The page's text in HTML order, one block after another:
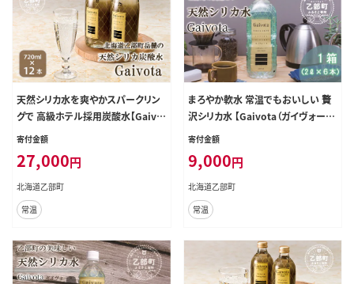
天然シリカ水を爽やかスパークリン
グで 高級ホテル採用炭酸水【Gaivo
ta（ガイヴォータ）炭酸水 ：瓶1箱(72
グレード食品 天然シリカ 炭酸水 北
海道 乙部町 ミネラルウォーター 水
炭酸水 天然シリカ水 スパークリング
軟水 美容 ケイ素 無添加 美のミネラ
ル ケイ素 プレゼント 贈答 ＞
寄付金額
27,000円
北海道乙部町
常温
まろやか軟水 常温でもおいしい 贅
沢シリカ水 【Gaivota（ガイヴォー
タ）：1箱(2L×6本/箱)】＜ 保存 北の
ラルウォーター 軟水 北海道産 北海
道 乙部町 天然水 美容 ケイ素 無添
加 シリカ ガイヴォータ 美肌 ミネラ
ル 口当たり まろやか 贈答 プレゼン
寄付金額
9,000円
北海道乙部町
常温